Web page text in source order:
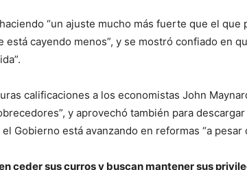
“un ajuste mucho más fuerte que el que
está cayendo menos”, y se mostró confiado en
calificaciones a los economistas John
y aprovechó también para
Gobierno está avanzando en reformas “a pesar
ceder sus curros y buscan mantener sus